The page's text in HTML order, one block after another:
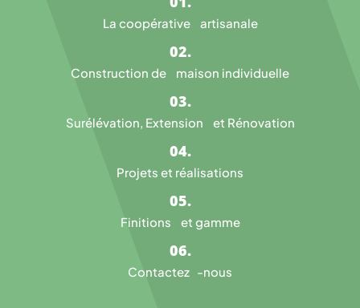
La coopérative artisanale
Construction de maison individuelle
Surélévation, Extension et Rénovation
Projets et réalisations
Finitions et gamme
Contactez -nous